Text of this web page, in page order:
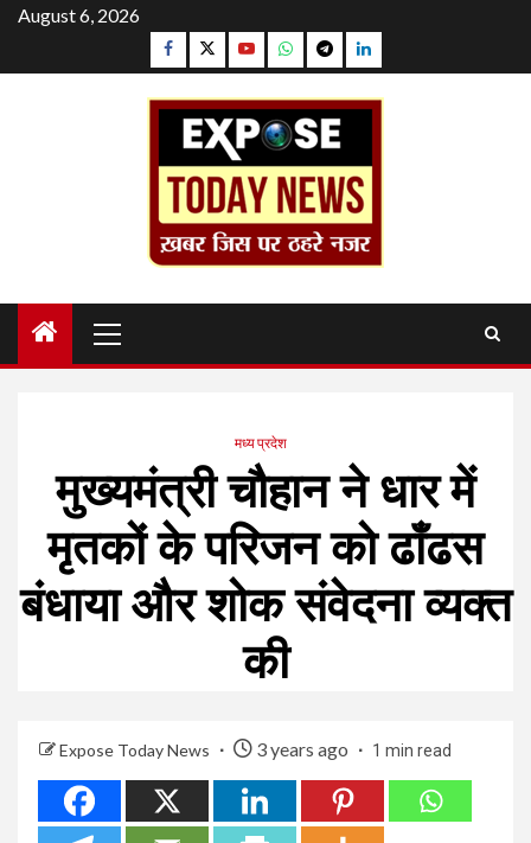
Skip
content
August 6, 2026
Facebook
TwitterYouTubeWhatsapp
TelegramLinkedin
Menu
मध्य प्रदेश
मुख्यमंत्री चौहान ने धार में
मृतकों के परिजन को ढाँढस
बंधाया और शोक संवेदना व्यक्त
की
Expose Today News 3 years ago 1 min read